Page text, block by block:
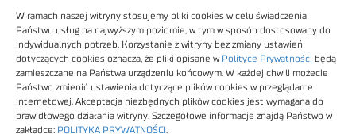
W ramach naszej witryny stosujemy pliki cookies w celu świadczenia
Państwu usług na najwyższym poziomie, w tym w sposób dostosowany do
indywidualnych potrzeb. Korzystanie z witryny bez zmiany ustawień
dotyczących cookies oznacza, że pliki opisane w Polityce Prywatności będą
zamieszczane na Państwa urządzeniu końcowym. W każdej chwili możecie
Państwo zmienić ustawienia dotyczące plików cookies w przeglądarce
internetowej. Akceptacja niezbędnych plików cookies jest wymagana do
prawidłowego działania witryny. Szczegółowe informacje znajdą Państwo w
zakładce: POLITYKA PRYWATNOŚCI
Regulamin sklepu
Obrazy stockowe
autorstwa